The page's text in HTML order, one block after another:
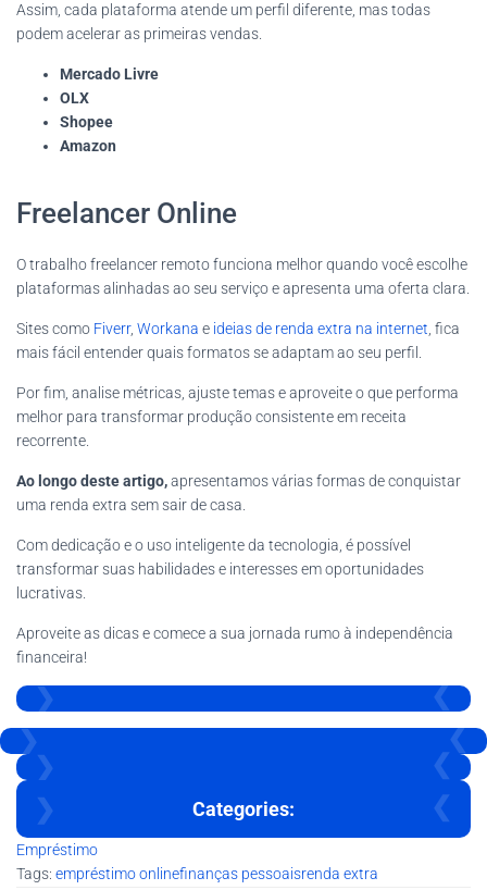
Assim, cada plataforma atende um perfil diferente, mas todas
podem acelerar as primeiras vendas.
Mercado Livre
OLX
Shopee
Amazon
Freelancer Online
O trabalho freelancer remoto funciona melhor quando você escolhe
plataformas alinhadas ao seu serviço e apresenta uma oferta clara.
Sites como Fiverr, Workana e ideias de renda extra na internet , fica
mais fácil entender quais formatos se adaptam ao seu perfil.
Por fim, analise métricas, ajuste temas e aproveite o que performa
melhor para transformar produção consistente em receita
recorrente.
Ao longo deste artigo,apresentamos várias formas de conquistar
uma renda extra sem sair de casa.
Com dedicação e o uso inteligente da tecnologia, é possível
transformar suas habilidades e interesses em oportunidades
lucrativas.
Aproveite as dicas e comece a sua jornada rumo à independência
financeira!
Categories:
Empréstimo
Tags: empréstimo onlinefinanças pessoaisrenda extra